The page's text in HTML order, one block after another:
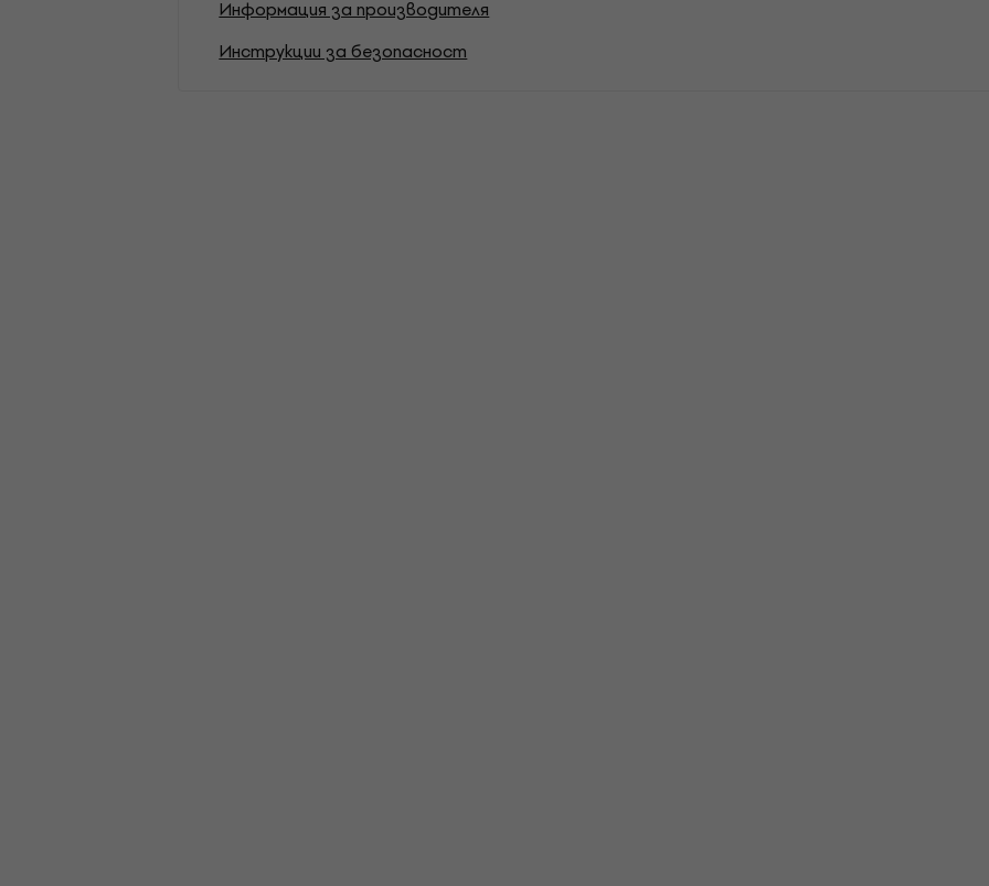
Информация за производителя
Инструкции за безопасност